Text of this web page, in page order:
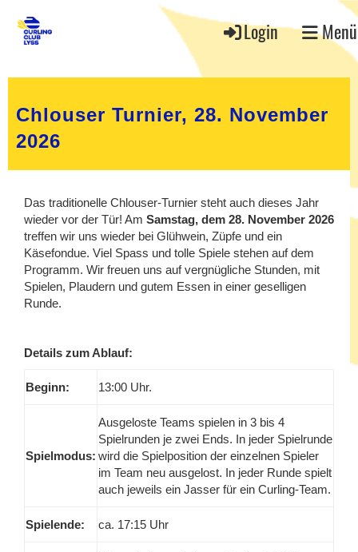
Login Menü
Chlouser Turnier, 28. November
2026
Das traditionelle Chlouser-Turnier steht auch dieses Jahr
wieder vor der Tür! Am Samstag, dem 28. November 2026
treffen wir uns wieder bei Glühwein, Züpfe und ein
Käsefondue. Viel Spass und tolle Spiele stehen auf dem
Programm. Wir freuen uns auf vergnügliche Stunden, mit
Spielen, Plaudern und gutem Essen in einer geselligen
Runde.
Details zum Ablauf:
Beginn: 13:00 Uhr.
Spielmodus:
Ausgeloste Teams spielen in 3 bis 4
Spielrunden je zwei Ends. In jeder Spielrunde
wird die Spielposition der einzelnen Spieler
im Team neu ausgelost. In jeder Runde spielt
auch jeweils ein Jasser für ein Curling-Team.
Spielende: ca. 17:15 Uhr